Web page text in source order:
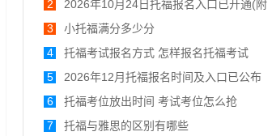
福考位查询信息)
2
2026年10月24日托福报名入口已开通(附
托福考位查询信息)
3
小托福满分多少分
4
托福考试报名方式 怎样报名托福考试
5
2026年12月托福报名时间及入口已公布
（附托福考点查询）
6
托福考位放出时间 考试考位怎么抢
7
托福与雅思的区别有哪些